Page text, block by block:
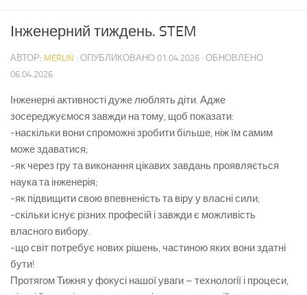
Інженерний тиждень. STEM
АВТОР: MERLIN · ОПУБЛИКОВАНО 01.04.2026 · ОБНОВЛЕНО
06.04.2026
Інженерні активності дуже люблять діти. Адже
зосереджуємося завжди на тому, щоб показати:
-наскільки вони спроможні зробити більше, ніж їм самим
може здаватися;
-як через гру та виконання цікавих завдань проявляється
наука та інженерія;
-як підвищити свою впевненість та віру у власні сили;
-скільки існує різних професій і завжди є можливість
власного вибору.
-що світ потребує нових рішень, частиною яких вони здатні
бути!
Протягом Тижня у фокусі нашої уваги – технології і процеси,